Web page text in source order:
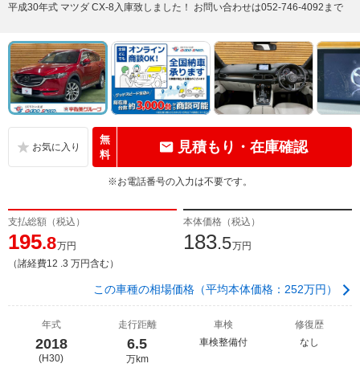
平成30年式 マツダ CX-8入庫致しました！ お問い合わせは052-746-4092まで
無
料
見積もり・在庫確認
※お電話番号の入力は不要です。
支払総額（税込）
195.8万円
（諸経費12 .3 万円含む）
本体価格（税込）
183.5万円
この車種の相場価格（平均本体価格：252万円）
年式
2018
(H30)
走行距離
6.5
万km
車検
車検整備付
修復歴
なし